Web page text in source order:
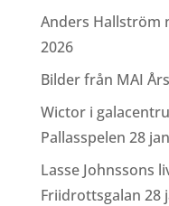
Anders Hallström
2026
Bilder från MAI
Wictor i
Pallasspelen 28
Lasse Johnssons
Friidrottsgalan 28